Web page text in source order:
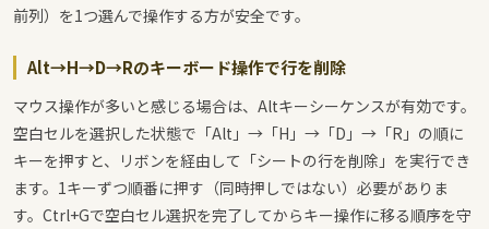
前列）を1つ選んで操作する方が安全です。
Alt→H→D→Rのキーボード操作で行を削除
マウス操作が多いと感じる場合は、Altキーシーケンスが有効です。
空白セルを選択した状態で「Alt」→「H」→「D」→「R」の順に
キーを押すと、リボンを経由して「シートの行を削除」を実行でき
ます。1キーずつ順番に押す（同時押しではない）必要がありま
す。Ctrl+Gで空白セル選択を完了してからキー操作に移る順序を守